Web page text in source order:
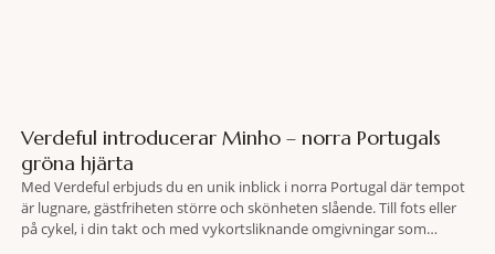
Verdeful introducerar Minho – norra Portugals
gröna hjärta
Med Verdeful erbjuds du en unik inblick i norra Portugal där tempot
är lugnare, gästfriheten större och skönheten slående. Till fots eller
på cykel, i din takt och med vykortsliknande omgivningar som